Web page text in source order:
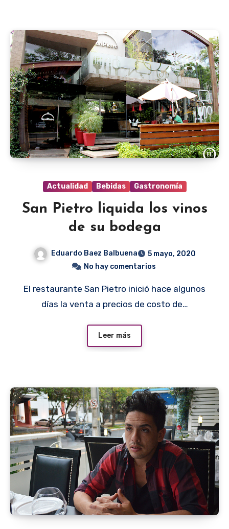
Actualidad Bebidas Gastronomía
San Pietro liquida los vinos
de su bodega
Eduardo Baez Balbuena
5 mayo, 2020
No hay comentarios
El restaurante San Pietro inició hace algunos
días la venta a precios de costo de…
Leer más